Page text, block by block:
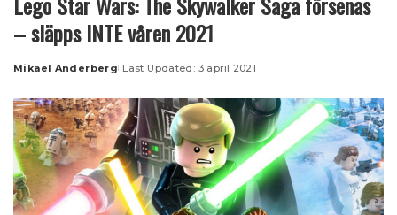
– släpps INTE våren 2021
Posted
Mikael Anderberg Last Updated: 3 april 2021